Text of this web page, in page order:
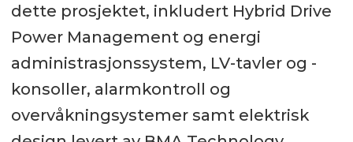
dette prosjektet, inkludert Hybrid Drive
Power Management og energi
administrasjonssystem, LV-tavler og -
konsoller, alarmkontroll og
overvåkningsystemer samt elektrisk